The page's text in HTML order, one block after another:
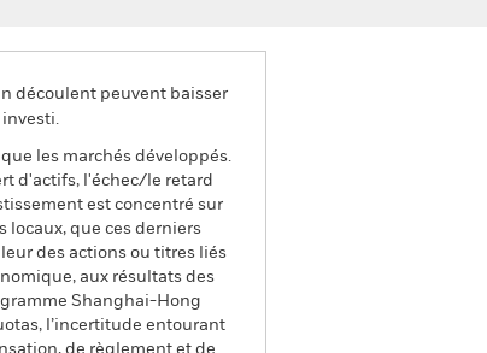
découlent peuvent baisser
les marchés développés.
d'actifs, l'échec/le retard
est concentré sur
locaux, que ces derniers
des actions ou titres liés
aux résultats des
Shanghai-Hong
l’incertitude entourant
de règlement et de